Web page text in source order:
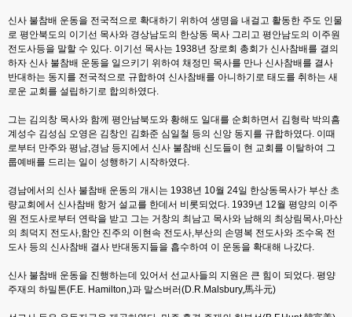
신사 불참배 운동을 전국적으로 확대하기 위하여 생명을 내걸고 활동한 주도 인물
로 평안북도의 이기선 목사와 경상남도의 한상동 목사 그리고 평안남도의 이주원
전도사등을 말할 수 있다. 이기선 목사는 1938년 장로회 총회가 신사참배를 결의
하자 신사 불참배 운동을 일으키기 위하여 채정민 목사를 만나 신사참배를 결사
반대하는 동지를 전국적으로 규합하여 신사참배를 아니하기로 태도를 취하는 새
로운 교회를 설립하기로 합의하였다.
그는 김의창 목사와 함께 평안남북도와 황해도 일대를 순회하면서 김형락 박의흠
계성수 김성심 오영은 김창인 김화준 심일철 등의 신앙 동지를 규합하였다. 이때
로부터 만주와 평남,경남 등지에서 신사 불참배 신도들이 현 교회를 이탈하여 그
룹예배를 드리는 일이 성행하기 시작하였다.
경남에서의 신사 불참배 운동의 개시는 1938년 10월 24일 한상동목사가 부산 초
량교회에서 신사참배 항거 설교를 한데서 비롯되었다. 1939년 12월 평양의 이주
원 전도사로부터 연락을 받고 그는 거창의 최남고 목사와 남해의 최상림목사,마산
의 최덕지 전도사,함안 진주의 이현속 전도사,부산의 손명복 전도사와 조수옥 전
도사 등의 신사참배 결사 반대동지들을 흡수하여 이 운동을 확대해 나갔다.
신사 불참배 운동을 진행하는데 있어서 선교사들의 지원은 큰 힘이 되었다. 평양
주재의 하밀톤(F.E. Hamilton,)과 말스버러(D.R.Malsbury,馬斗元)